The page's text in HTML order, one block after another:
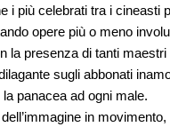
i più celebrati tra i cineasti
opere più o meno
la presenza di tanti maestri
sugli abbonati
panacea ad ogni male.
dell’immagine in